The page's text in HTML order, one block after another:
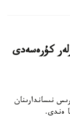
كۇرەسەدى
نىساندارىنان
ەندى.